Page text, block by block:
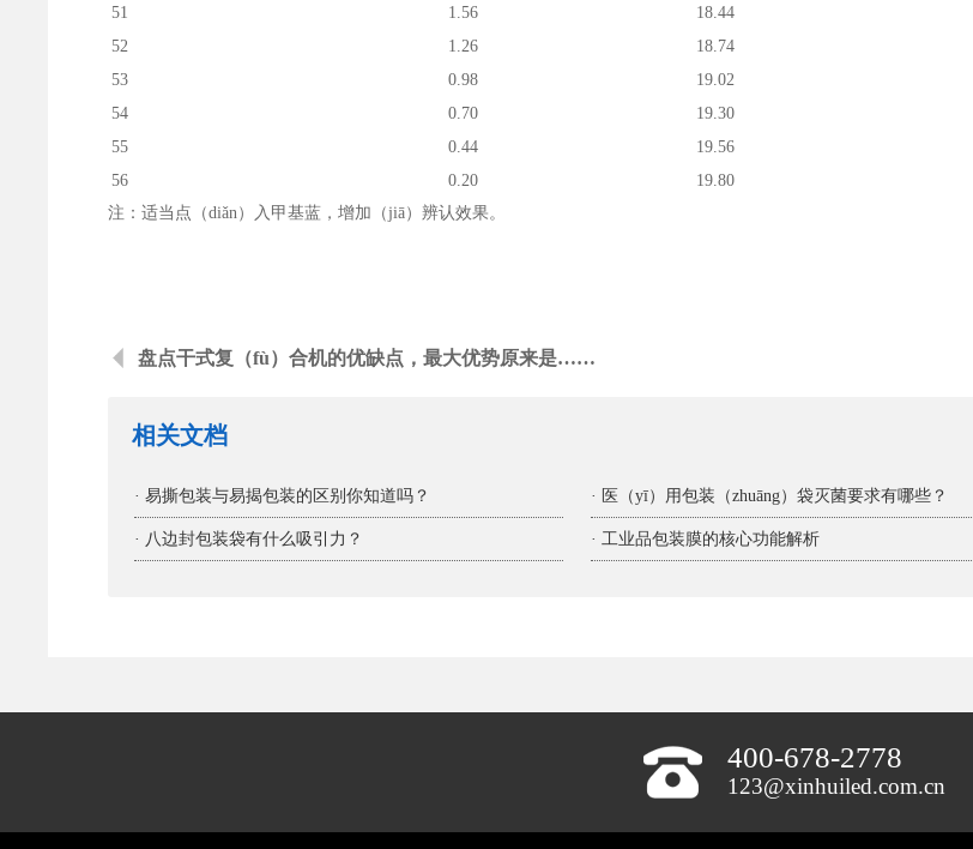
51
1.56
18.44
52
1.26
18.74
53
0.98
19.02
54
0.70
19.30
55
0.44
19.56
56
0.20
19.80
注：适当点（diǎn）入甲基蓝，增加（jiā）辨认效果。
盘点干式复（fù）合机的优缺点，最大优势原来是……
相关文档
· 易撕包装与易揭包装的区别你知道吗？ · 医（yī）用包装（zhuāng）袋灭菌要求有哪些？
· 八边封包装袋有什么吸引力？ · 工业品包装膜的核心功能解析
400-678-2778
123@xinhuiled.com.cn